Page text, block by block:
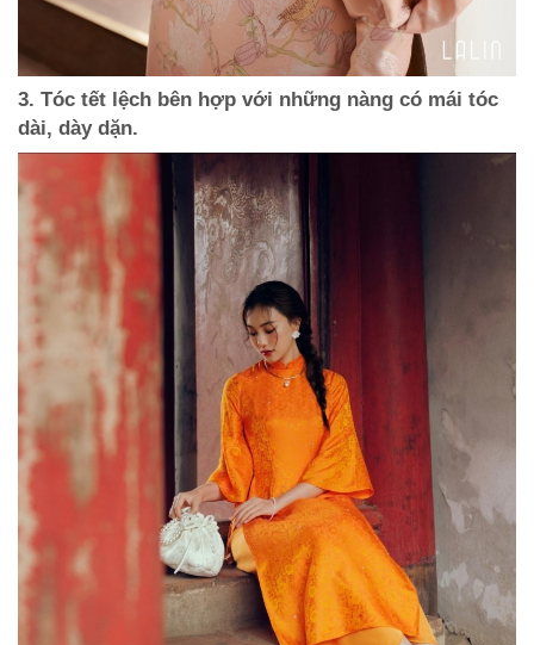
3. Tóc tết lệch bên hợp với những nàng có mái tóc
dài, dày dặn.